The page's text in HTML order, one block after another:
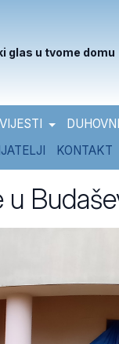
glas u tvome domu
KONTAKT
u